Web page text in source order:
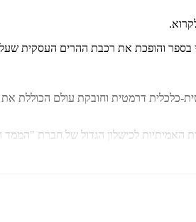
והופכת את רכבת ההרים העסקית
כלכלית דרמטית וחובקת עולם הכוללת את
לכישלון הגדול של חברת "הממד